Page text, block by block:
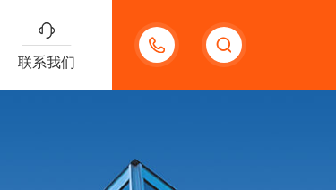
15300785991
联系我们